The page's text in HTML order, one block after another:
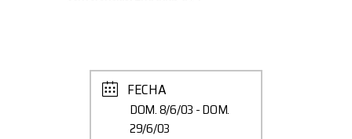
FECHA
DOM. 8/6/03 - DOM.
29/6/03